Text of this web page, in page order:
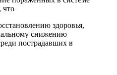
что
здоровья,
снижению
пострадавших в